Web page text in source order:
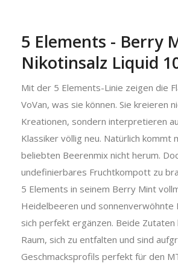
5 Elements - Berry
Nikotinsalz Liquid
Mit der 5 Elements-Linie zeigen die
VoVan, was sie können. Sie kreieren
Kreationen, sondern interpretieren
Klassiker völlig neu. Natürlich kommt
beliebten Beerenmix nicht herum.
undefinierbares Fruchtkompott zu
5 Elements in seinem Berry Mint
Heidelbeeren und sonnenverwöhnte
sich perfekt ergänzen. Beide Zutaten
Raum, sich zu entfalten und sind
Geschmacksprofils perfekt für den